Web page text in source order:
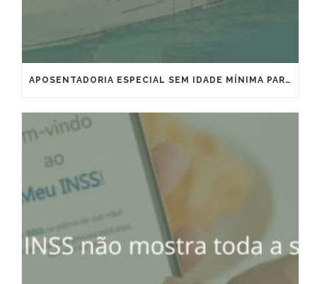
APOSENTADORIA ESPECIAL SEM IDADE MÍNIMA PARA MARÍTIMOS E OFFSHORE: VITÓRIA IMPORTANTE, MAS QUE EXIGE ESTRATÉGIA